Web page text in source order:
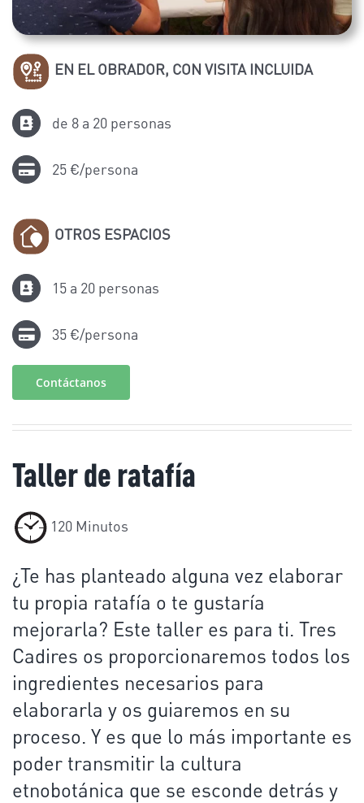
EN EL OBRADOR, CON VISITA INCLUIDA
de 8 a 20 personas
25 €/persona
OTROS ESPACIOS
15 a 20 personas
35 €/persona
Contáctanos
Taller de ratafía
120 Minutos
¿Te has planteado alguna vez elaborar
tu propia ratafía o te gustaría
mejorarla? Este taller es para ti. Tres
Cadires os proporcionaremos todos los
ingredientes necesarios para
elaborarla y os guiaremos en su
proceso. Y es que lo más importante es
poder transmitir la cultura
etnobotánica que se esconde detrás y